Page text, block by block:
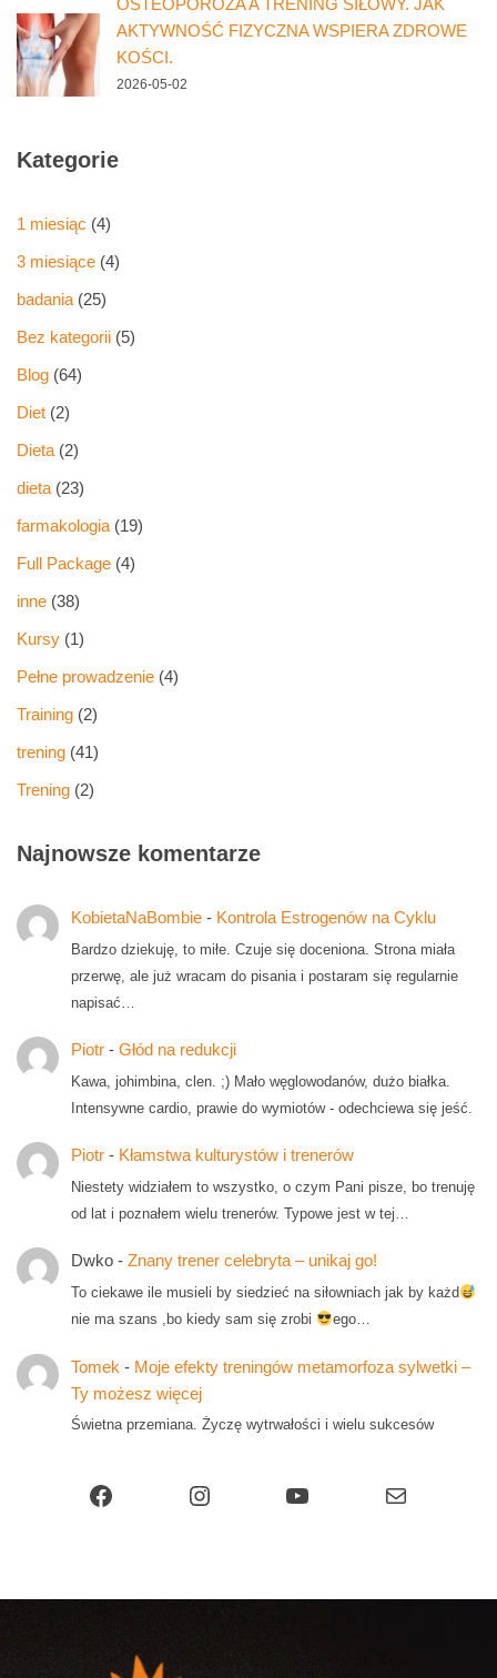
OSTEOPOROZA A TRENING SIŁOWY. JAK
AKTYWNOŚĆ FIZYCZNA WSPIERA ZDROWE
KOŚCI.
2026-05-02
Kategorie
1 miesiąc (4)
3 miesiące (4)
badania (25)
Bez kategorii (5)
Blog (64)
Diet (2)
Dieta (2)
dieta (23)
farmakologia (19)
Full Package (4)
inne (38)
Kursy (1)
Pełne prowadzenie (4)
Training (2)
trening (41)
Trening (2)
Najnowsze komentarze
KobietaNaBombie- Kontrola Estrogenów na Cyklu
Bardzo dziekuję, to miłe. Czuje się doceniona. Strona miała
przerwę, ale już wracam do pisania i postaram się regularnie
napisać…
Piotr- Głód na redukcji
Kawa, johimbina, clen. ;) Mało węglowodanów, dużo białka.
Intensywne cardio, prawie do wymiotów - odechciewa się jeść.
Piotr- Kłamstwa kulturystów i trenerów
Niestety widziałem to wszystko, o czym Pani pisze, bo trenuję
od lat i poznałem wielu trenerów. Typowe jest w tej…
Dwko- Znany trener celebryta – unikaj go!
To ciekawe ile musieli by siedzieć na siłowniach jak by każd
nie ma szans ,bo kiedy sam się zrobi
ego…
Tomek - Moje efekty treningów metamorfoza sylwetki –
Ty możesz więcej
Świetna przemiana. Życzę wytrwałości i wielu sukcesów